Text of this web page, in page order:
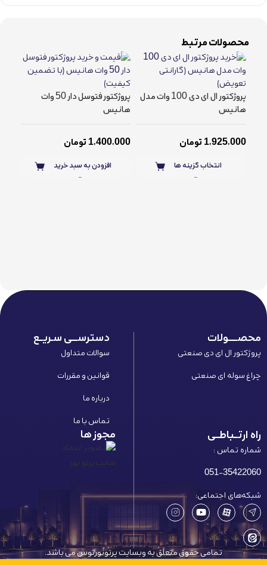
محصولات مرتبط
پروژکتور ال ای دی 100 وات مدل
هانیس
1,925,000 تومان
انتخاب گزینه ها
پروژکتور فتوسل دار 50 وات
هانیس
1,400,000 تومان
افزودن به سبد خرید
محصـــــولات
پروژکتور ال ای دی صنعتی
چراغ سوله ای صنعتی
دسترســـی سـریــع
سوالات متداول
قوانین و مقررات
درباره ما
تماس با ما
راه ارتــباطــی
شماره تماس :
051-35422060
شبکه‌های اجتماعی:
مجوز ها
تمامی حقوق متعلق به وبسایت پرتونورتوس می باشد.